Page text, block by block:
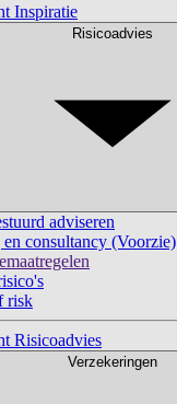
Inspiratie
Risicoadvies
adviseren
consultancy (Voorzie)
risk
Risicoadvies
Verzekeringen